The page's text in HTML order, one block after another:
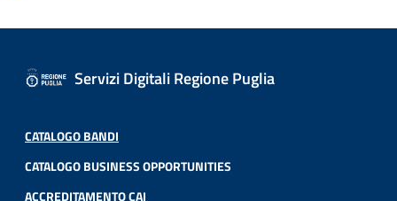
Servizi Digitali Regione Puglia
CATALOGO BANDI
CATALOGO BUSINESS OPPORTUNITIES
ACCREDITAMENTO CAI